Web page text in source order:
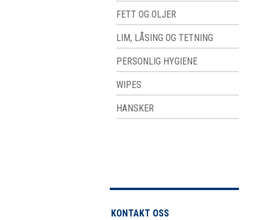
FETT OG OLJER
LIM, LÅSING OG TETNING
PERSONLIG HYGIENE
WIPES
HANSKER
KONTAKT OSS